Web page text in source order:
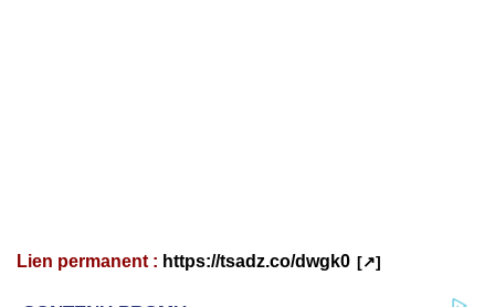
Lien permanent : https://tsadz.co/dwgk0